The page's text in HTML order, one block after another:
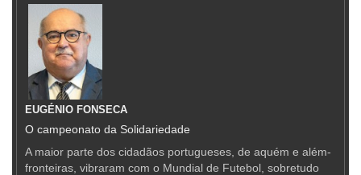
EUGÉNIO FONSECA
O campeonato da Solidariedade
A maior parte dos cidadãos portugueses, de aquém e além-
fronteiras, vibraram com o Mundial de Futebol, sobretudo